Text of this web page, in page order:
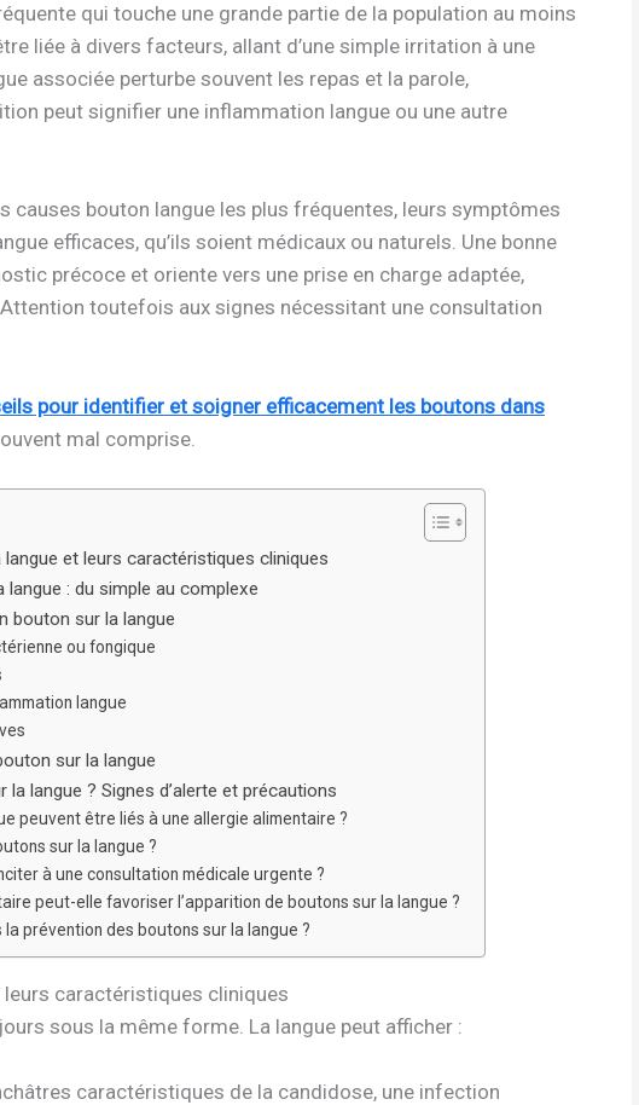
qui touche une grande partie de la population au moins
liée à divers facteurs, allant d’une simple irritation à une
associée perturbe souvent les repas et la parole,
peut signifier une inflammation langue ou une autre
causes bouton langue les plus fréquentes, leurs symptômes
efficaces, qu’ils soient médicaux ou naturels. Une bonne
précoce et oriente vers une prise en charge adaptée,
toutefois aux signes nécessitant une consultation
pour identifier et soigner efficacement les boutons dans
mal comprise.
et leurs caractéristiques cliniques
langue : du simple au complexe
bouton sur la langue
ou fongique
langue
sur la langue
langue ? Signes d’alerte et précautions
peuvent être liés à une allergie alimentaire ?
sur la langue ?
à une consultation médicale urgente ?
peut-elle favoriser l’apparition de boutons sur la langue ?
la prévention des boutons sur la langue ?
caractéristiques cliniques
sous la même forme. La langue peut afficher :
caractéristiques de la candidose, une infection